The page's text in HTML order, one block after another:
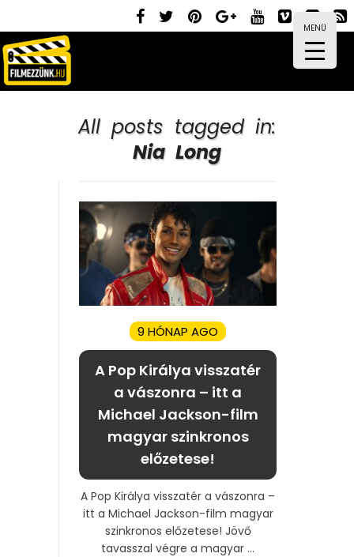
MENÜ
All posts tagged in:
Nia Long
9 HÓNAP AGO
A Pop Királya visszatér
a vászonra – itt a
Michael Jackson-film
magyar szinkronos
előzetese!
A Pop Királya visszatér a vászonra –
itt a Michael Jackson-film magyar
szinkronos előzetese! Jövő
tavasszal végre a magyar ...